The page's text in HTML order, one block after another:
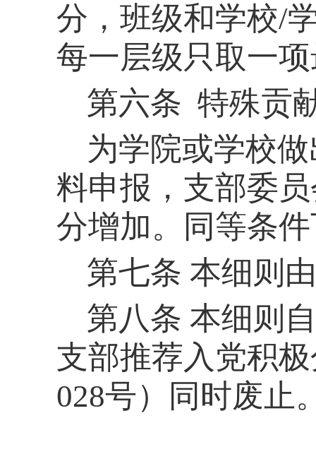
分，班级和学校/
每一层级只取一
第六条 特殊贡
为学院或学校
料申报，支部委
分增加。
同等条
第七条 本细则
第八条 本细则
支部推荐入党积
028号）同时废止